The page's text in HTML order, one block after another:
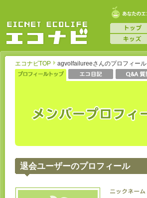
エコナビTOP agvolfailureeさんのプロフィール
退会ユーザーのプロフィール